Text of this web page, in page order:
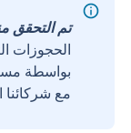
تم التحقق منه
الحجوزات
مع شركائنا